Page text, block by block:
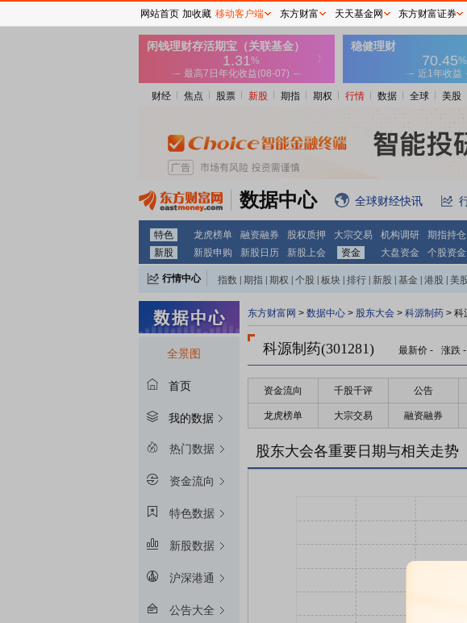
财经 焦点 股票 新股 期指 期权 行情 数据 全球 美股
数据中心 全球财经快讯
特色 龙虎榜单 融资融券 股权质押 大宗交易 机构调研 期指持仓
新股
新股申购 新股日历 新股上会 资金 大盘资金 个股资金
行情中心 指数 期指 期权 个股 板块 排行 新股 基金 港股 美
全景图
首页
我的数据
热门数据
资金流向
特色数据
新股数据
沪深港通
公告大全
东方财富网 > 数据中心 > 股东大会 > 科源制药 > 科
科源制药(301281) 最新价 - 涨跌 -
资金流向 千股千评 公告
龙虎榜单 大宗交易 融资融券
股东大会各重要日期与相关走势
网站首页 加收藏 移动客户端 东方财富 天天基金网 东方财富证券